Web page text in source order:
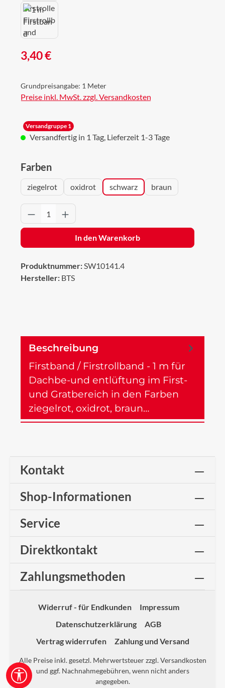
Regulärer Preis:
3,40 €
Grundpreisangabe: 1 Meter
Preise inkl. MwSt. zzgl. Versandkosten
Versandgruppe 1
Versandfertig in 1 Tag, Lieferzeit 1-3 Tage
Farbenauswählen
ziegelrot oxidrot schwarz braun
Produkt Anzahl: Gib den gewünschten
In den Warenkorb
Produktnummer:SW10141.4
Hersteller: BTS
Beschreibung
Firstband / Firstrollband - 1 m für
Dachbe-und entlüftung im First-
und Gratbereich in den Farben
ziegelrot, oxidrot, braun…
Kontakt
Shop-Informationen
Service
Direktkontakt
Zahlungsmethoden
Widerruf - für Endkunden
Impressum
Datenschutzerklärung
AGB
Vertrag widerrufen
Zahlung und Versand
Alle Preise inkl. gesetzl. Mehrwertsteuer zzgl.Versandkosten
und ggf. Nachnahmegebühren, wenn nicht anders
angegeben.
Werkzeugleiste anzeigen